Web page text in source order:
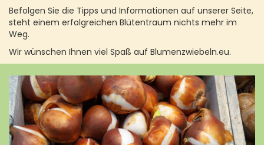
Befolgen Sie die Tipps und Informationen auf unserer Seite,
steht einem erfolgreichen Blütentraum nichts mehr im
Weg.
Wir wünschen Ihnen viel Spaß auf Blumenzwiebeln.eu.